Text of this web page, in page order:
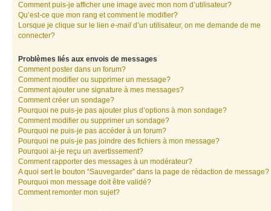
Comment puis-je afficher une image avec mon nom d’utilisateur?
Qu’est-ce que mon rang et comment le modifier?
Lorsque je clique sur le lien e-mail d’un utilisateur, on me demande de me
connecter?
Problèmes liés aux envois de messages
Comment poster dans un forum?
Comment modifier ou supprimer un message?
Comment ajouter une signature à mes messages?
Comment créer un sondage?
Pourquoi ne puis-je pas ajouter plus d’options à mon sondage?
Comment modifier ou supprimer un sondage?
Pourquoi ne puis-je pas accéder à un forum?
Pourquoi ne puis-je pas joindre des fichiers à mon message?
Pourquoi ai-je reçu un avertissement?
Comment rapporter des messages à un modérateur?
A quoi sert le bouton “Sauvegarder” dans la page de rédaction de message?
Pourquoi mon message doit être validé?
Comment remonter mon sujet?